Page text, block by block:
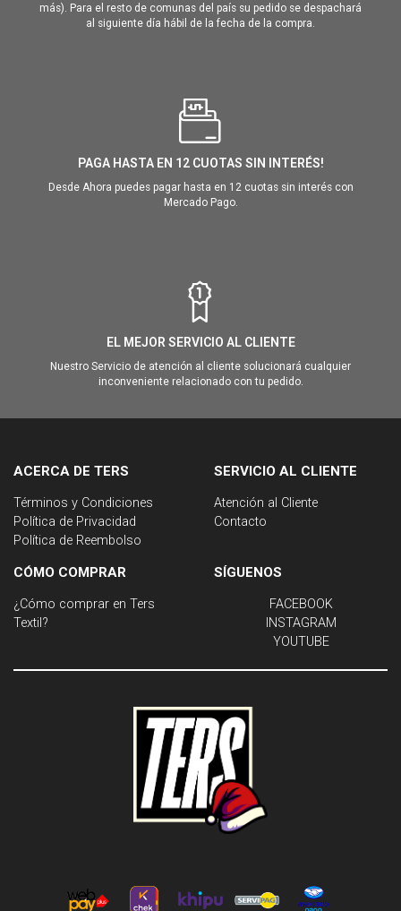
más). Para el resto de comunas del país su pedido se despachará
al siguiente día hábil de la fecha de la compra.
PAGA HASTA EN 12 CUOTAS SIN INTERÉS!
Desde Ahora puedes pagar hasta en 12 cuotas sin interés con
Mercado Pago.
EL MEJOR SERVICIO AL CLIENTE
Nuestro Servicio de atención al cliente solucionará cualquier
inconveniente relacionado con tu pedido.
ACERCA DE TERS
Términos y Condiciones
Política de Privacidad
Política de Reembolso
SERVICIO AL CLIENTE
Atención al Cliente
Contacto
CÓMO COMPRAR
¿Cómo comprar en Ters
Textil?
SÍGUENOS
FACEBOOK
INSTAGRAM
YOUTUBE